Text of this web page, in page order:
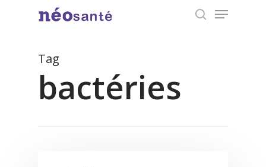
Menu
Tag
bactéries